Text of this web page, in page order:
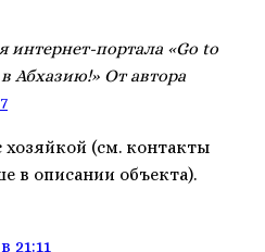
интернет-портала «Go to
Абхазию!» От автора
(см. контакты
в описании объекта).
21:11